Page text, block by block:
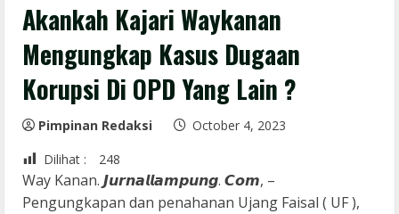
Akankah Kajari Waykanan
Mengungkap Kasus Dugaan
Korupsi Di OPD Yang Lain ?
Pimpinan Redaksi
October 4, 2023
Dilihat :
248
Way Kanan. 𝙅𝙪𝙧𝙣𝙖𝙡𝙡𝙖𝙢𝙥𝙪𝙣𝙜. 𝘾𝙤𝙢, –
Pengungkapan dan penahanan Ujang Faisal ( UF ),